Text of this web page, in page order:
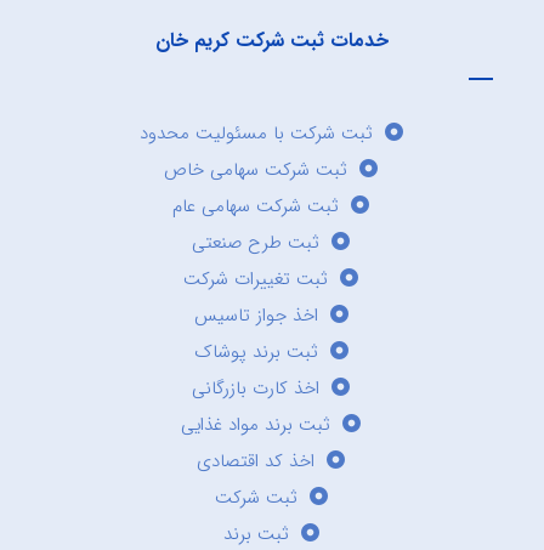
خدمات ثبت شرکت کریم خان
ثبت شرکت با مسئولیت محدود
ثبت شرکت سهامی خاص
ثبت شرکت سهامی عام
ثبت طرح صنعتی
ثبت تغییرات شرکت
اخذ جواز تاسیس
ثبت برند پوشاک
اخذ کارت بازرگانی
ثبت برند مواد غذایی
اخذ کد اقتصادی
ثبت شرکت
ثبت برند